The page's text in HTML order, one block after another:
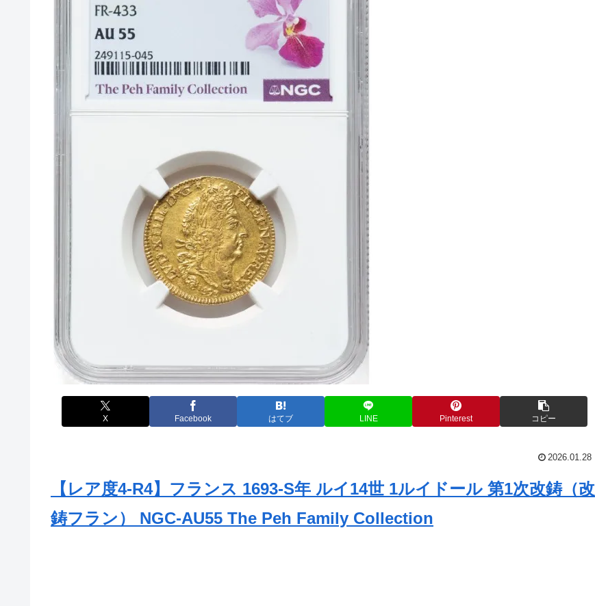
X Facebook はてブ LINE Pinterest コピー
2026.01.28
【レア度4-R4】フランス 1693-S年 ルイ14世 1ルイドール 第1次改鋳（改
鋳フラン） NGC-AU55 The Peh Family Collection